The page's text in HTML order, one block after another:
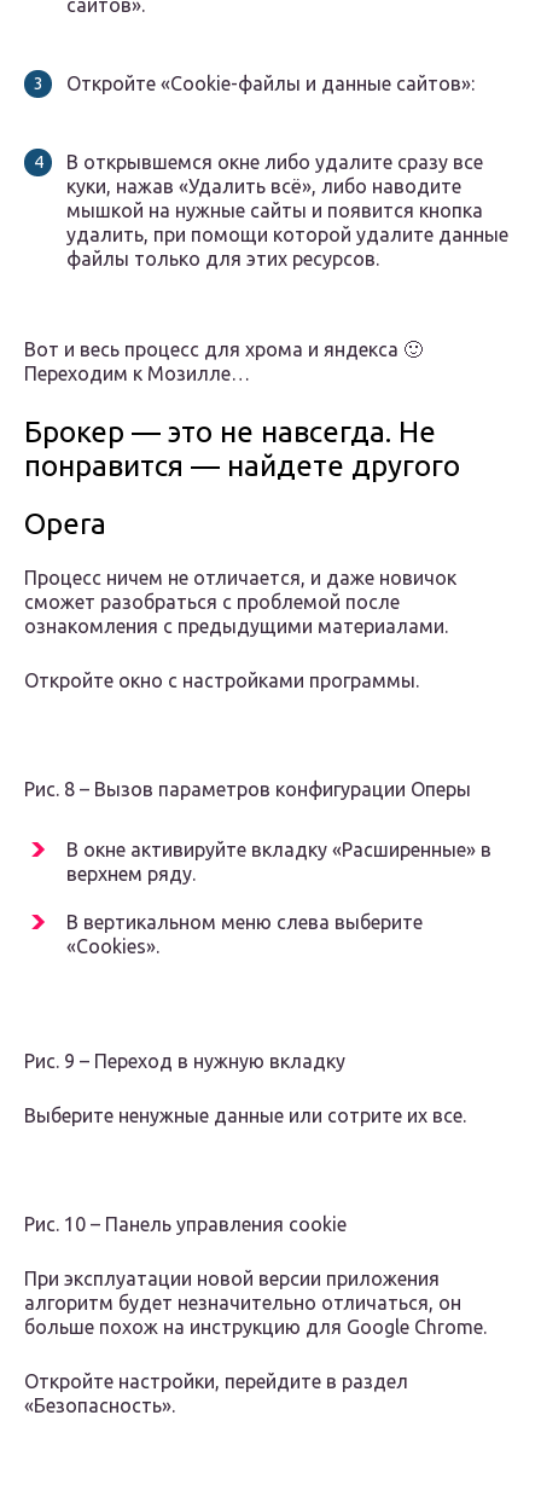
сайтов».
Откройте «Cookie-файлы и данные сайтов»:
В открывшемся окне либо удалите сразу все
куки, нажав «Удалить всё», либо наводите
мышкой на нужные сайты и появится кнопка
удалить, при помощи которой удалите данные
файлы только для этих ресурсов.
Вот и весь процесс для хрома и яндекса 🙂
Переходим к Мозилле…
Брокер — это не навсегда. Не
понравится — найдете другого
Opera
Процесс ничем не отличается, и даже новичок
сможет разобраться с проблемой после
ознакомления с предыдущими материалами.
Откройте окно с настройками программы.
Рис. 8 – Вызов параметров конфигурации Оперы
В окне активируйте вкладку «Расширенные» в
верхнем ряду.
В вертикальном меню слева выберите
«Cookies».
Рис. 9 – Переход в нужную вкладку
Выберите ненужные данные или сотрите их все.
Рис. 10 – Панель управления cookie
При эксплуатации новой версии приложения
алгоритм будет незначительно отличаться, он
больше похож на инструкцию для Google Chrome.
Откройте настройки, перейдите в раздел
«Безопасность».